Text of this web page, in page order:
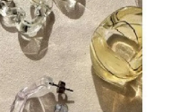
3
Print Collection
ルが提案するオリジナルプ
品